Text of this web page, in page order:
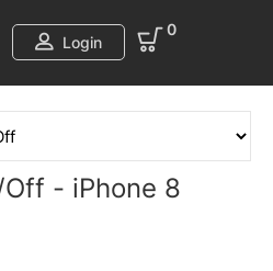
Login
0
- iPhone 8